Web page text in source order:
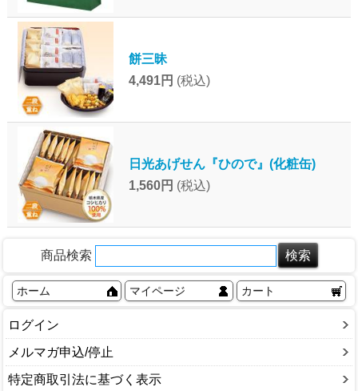
餅三昧
4,491円 (税込)
日光あげせん『ひので』(化粧缶)
1,560円 (税込)
商品検索
ホーム マイページ カート
ログイン
メルマガ申込/停止
特定商取引法に基づく表示